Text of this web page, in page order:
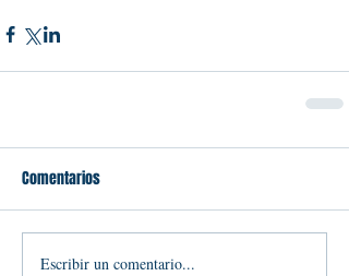
Comentarios
Escribir un comentario...